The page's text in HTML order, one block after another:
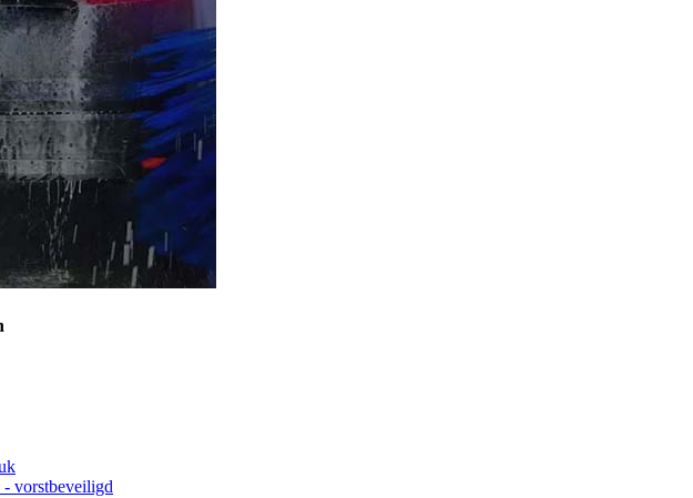
vorstbeveiligd